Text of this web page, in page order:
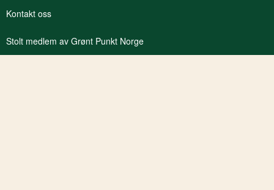
Kontakt oss
Stolt medlem av Grønt Punkt Norge